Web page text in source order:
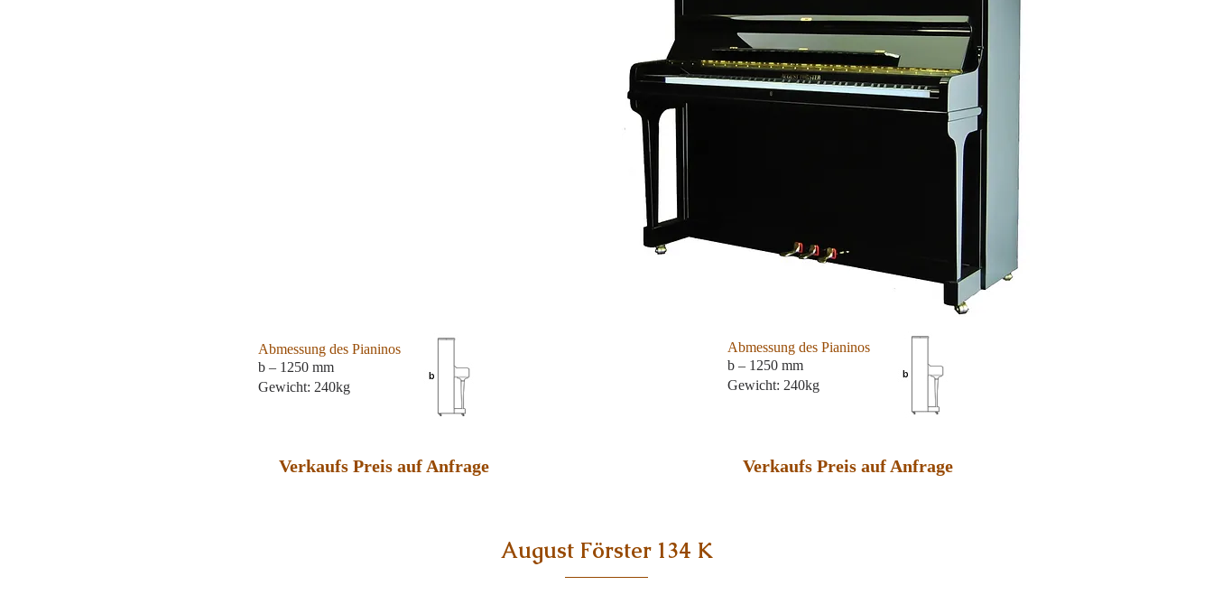
Abmessung des Pianinos
b – 1250 mm
Gewicht: 240kg
Verkaufs Preis auf Anfrage
Abmessung des Pianinos
b – 1250 mm
Gewicht: 240kg
Verkaufs Preis auf Anfrage
August Förster 134 K